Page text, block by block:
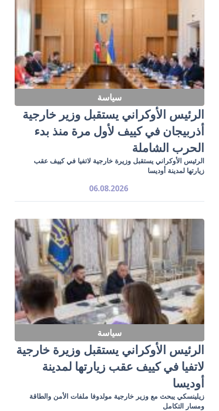
سياسة
الرئيس الأوكراني يستقبل وزير خارجية
أذربيجان في كييف لأول مرة منذ بدء
الحرب الشاملة
الرئيس الأوكراني يستقبل وزيرة خارجية لاتفيا في كييف عقب
زيارتها لمدينة أوديسا
06.08.2026
سياسة
الرئيس الأوكراني يستقبل وزيرة خارجية
لاتفيا في كييف عقب زيارتها لمدينة
أوديسا
زيلينسكي يبحث مع وزير خارجية مولدوفا ملفات الأمن والطاقة
ومسار التكامل